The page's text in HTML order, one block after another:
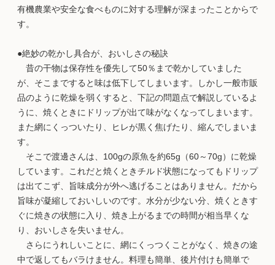
有機農業や安全な食べものに対する理解が深まったことからで
す。
●絶妙の乾かし具合が、おいしさの秘訣
昔の干物は保存性を優先して50％まで乾かしていました
が、そこまですると味は低下してしまいます。しかし一般市販
品のように乾燥を弱くすると、下記の問題点で解説しているよ
うに、焼くときにドリップが出て味がなくなってしまいます。
また網にくっついたり、ヒレが黒く焦げたり、縮んでしまいま
す。
そこで渡邊さんは、100gの原魚を約65g（60～70g）に乾燥
しています。これだと焼くときチルド状態になってもドリップ
は出てこず、旨味成分が外へ逃げることはありません。だから
旨味が凝縮しておいしいのです。水分が少ない分、焼くときす
ぐに焼きの状態に入り、焼き上がるまでの時間が相当早くな
り、おいしさを失いません。
さらにうれしいことに、網にくっつくことがなく、焼きの途
中で返してもバラけません。料理も簡単、後片付けも簡単で